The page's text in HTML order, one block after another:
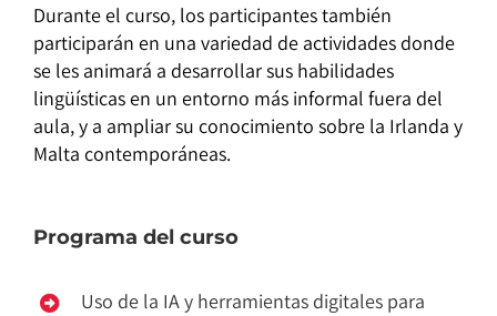
Durante el curso, los participantes también
participarán en una variedad de actividades donde
se les animará a desarrollar sus habilidades
lingüísticas en un entorno más informal fuera del
aula, y a ampliar su conocimiento sobre la Irlanda y
Malta contemporáneas.
Programa del curso
Uso de la IA y herramientas digitales para